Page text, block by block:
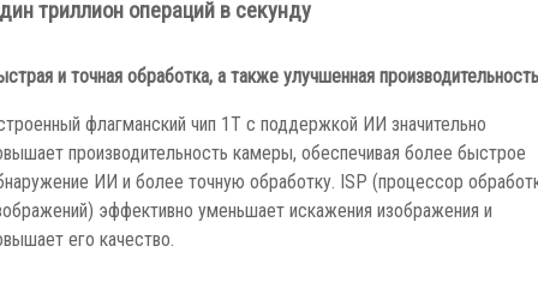
триллион операций в секунду
и точная обработка, а также улучшенная производительность
флагманский чип 1T с поддержкой ИИ значительно
производительность камеры, обеспечивая более быстрое
ИИ и более точную обработку. ISP (процессор
эффективно уменьшает искажения изображения и
его качество.